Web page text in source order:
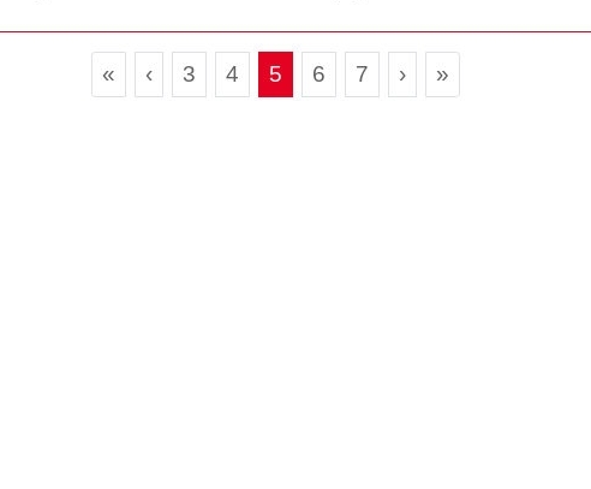
Page navigation
« ‹ Page
3 Page
4 Current Page
5 Page
6 Page
7 › »